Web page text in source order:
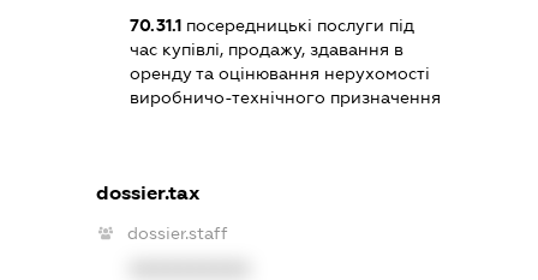
70.31.1 посередницькі послуги під
час купівлі, продажу, здавання в
оренду та оцінювання нерухомості
виробничо-технічного призначення
dossier.tax
dossier.staff